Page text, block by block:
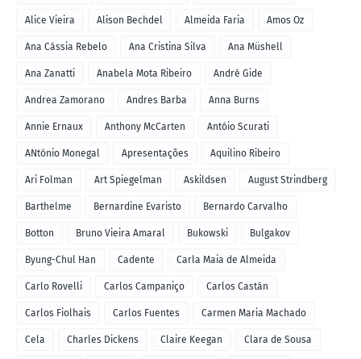
Alice Vieira Alison Bechdel Almeida Faria Amos Oz
Ana Cássia Rebelo Ana Cristina Silva Ana Müshell
Ana Zanatti Anabela Mota Ribeiro André Gide
Andrea Zamorano Andres Barba Anna Burns
Annie Ernaux Anthony McCarten Antóio Scurati
ANtónio Monegal Apresentações Aquilino Ribeiro
Ari Folman Art Spiegelman Askildsen August Strindberg
Barthelme Bernardine Evaristo Bernardo Carvalho
Botton Bruno Vieira Amaral Bukowski Bulgakov
Byung-Chul Han Cadente Carla Maia de Almeida
Carlo Rovelli Carlos Campaniço Carlos Castán
Carlos Fiolhais Carlos Fuentes Carmen Maria Machado
Cela Charles Dickens Claire Keegan Clara de Sousa